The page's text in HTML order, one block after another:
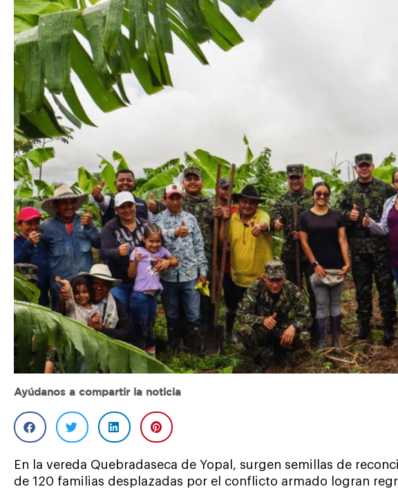
Ayúdanos a compartir la noticia
En la vereda Quebradaseca de Yopal, surgen semillas de
de 120 familias desplazadas por el conflicto armado logran